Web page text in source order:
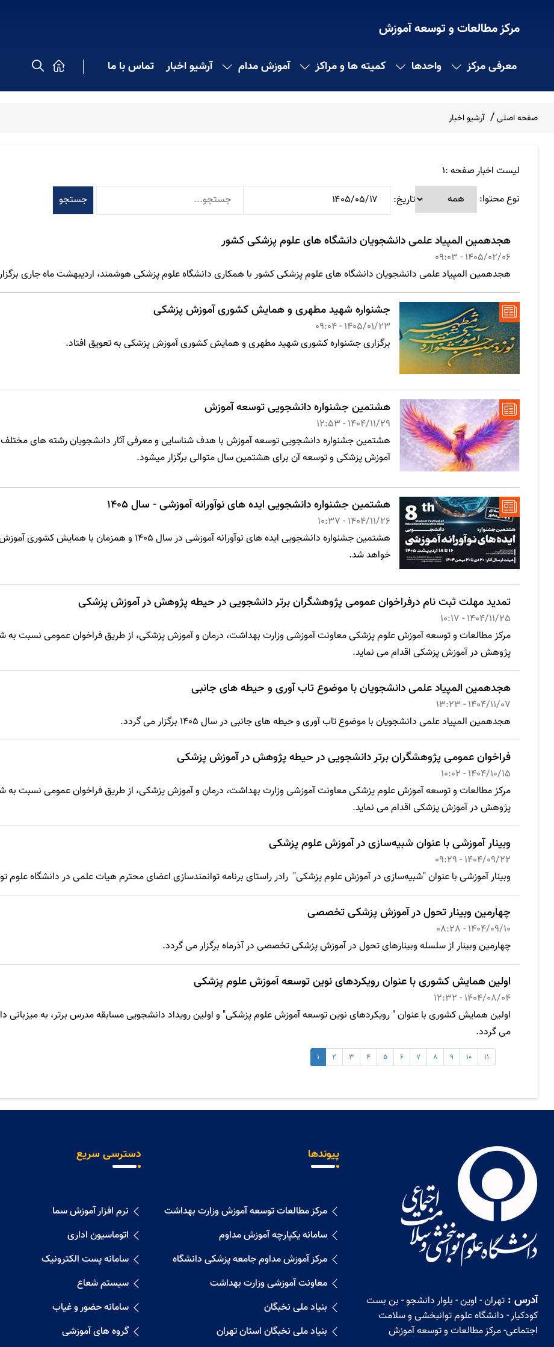
مرکز مطالعات و توسعه آموزش
معرفی مرکز واحدها کمیته ها و مراکز آموزش مدام آرشیو اخبار تماس با ما
صفحه اصلی آرشیو اخبار
لیست اخبار صفحه :1
نوع محتوا:
تاریخ: جستجو
هجدهمین المپیاد علمی دانشجویان دانشگاه های علوم پزشکی کشور
1405/02/06 - 09:03
هجدهمین المپیاد علمی دانشجویان دانشگاه های علوم پزشکی کشور با همکاری دانشگاه علوم پزشکی هوشمند، اردیبهشت ماه جاری
جشنواره شهید مطهری و همایش کشوری آموزش پزشکی
1405/01/23 - 09:04
برگزاری جشنواره کشوری شهید مطهری و همایش کشوری آموزش پزشکی به تعویق افتاد.
هشتمین جشنواره دانشجویی توسعه آموزش
1404/11/29 - 12:53
آموزش پزشکی و توسعه آن برای هشتمین سال متوالی برگزار میشود.
هشتمین جشنواره دانشجویی ایده های نوآورانه آموزشی - سال 1405
1404/11/26 - 10:37
خواهد شد.
تمدید مهلت ثبت نام درفراخوان عمومی پژوهشگران برتر دانشجویی در حیطه پژوهش در آموزش پزشکی
1404/11/25 - 10:17
مرکز مطالعات و توسعه آموزش علوم پزشکی معاونت آموزشی وزارت بهداشت، درمان و آموزش پزشکی، از طریق فراخوان عمومی نسبت به
پژوهش در آموزش پزشکی اقدام می نماید.
هجدهمین المپیاد علمی دانشجویان با موضوع تاب آوری و حیطه های جانبی
1404/11/07 - 13:23
هجدهمین المپیاد علمی دانشجویان با موضوع تاب آوری و حیطه های جانبی در سال 1405 برگزار می گردد.
فراخوان عمومی پژوهشگران برتر دانشجویی در حیطه پژوهش در آموزش پزشکی
1404/10/15 - 10:02
مرکز مطالعات و توسعه آموزش علوم پزشکی معاونت آموزشی وزارت بهداشت، درمان و آموزش پزشکی، از طریق فراخوان عمومی نسبت به
پژوهش در آموزش پزشکی اقدام می نماید.
وبینار آموزشی با عنوان شبیه‌سازی در آموزش علوم پزشکی
1404/09/22 - 09:29
وبینار آموزشی با عنوان "شبیه‌سازی در آموزش علوم پزشکی" رادر راستای برنامه توانمندسازی اعضای محترم هیات علمی در دانشگاه علوم
چهارمین وبینار تحول در آموزش پزشکی تخصصی
1404/09/10 - 08:28
چهارمین وبینار از سلسله وبینارهای تحول در آموزش پزشکی تخصصی در آذرماه برگزار می گردد.
اولین همایش کشوری با عنوان رویکردهای نوین توسعه آموزش علوم پزشکی
1404/08/04 - 12:32
می گردد.
1 2 3 4 5 6 7 8 9 10 11
آدرس : تهران - اوین - بلوار دانشجو - بن بست
کودکیار - دانشگاه علوم توانبخشی و سلامت
اجتماعی- مرکز مطالعات و توسعه آموزش
پیوندها
مرکز مطالعات توسعه آموزش وزارت بهداشت
سامانه یکپارچه آموزش مداوم
مرکز آموزش مداوم جامعه پزشکی دانشگاه
معاونت آموزشی وزارت بهداشت
بنیاد ملی نخبگان
بنیاد ملی نخبگان استان تهران
دسترسی سریع
نرم افزار آموزش سما
اتوماسیون اداری
سامانه پست الکترونیک
سیستم شعاع
سامانه حضور و غیاب
گروه های آموزشی